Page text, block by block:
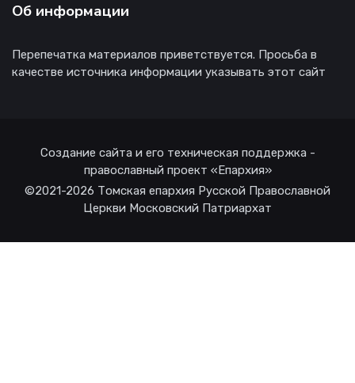
Об информации
Перепечатка материалов приветствуется. Просьба в
качестве источника информации указывать этот сайт
Создание сайта и его техническая поддержка -
православный проект «Епархия»
©2021-2026 Томская епархия Русской Православной
Церкви Московский Патриархат